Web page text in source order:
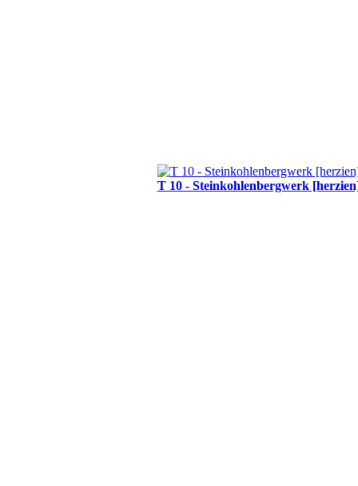
T 10 - Steinkohlenbergwerk